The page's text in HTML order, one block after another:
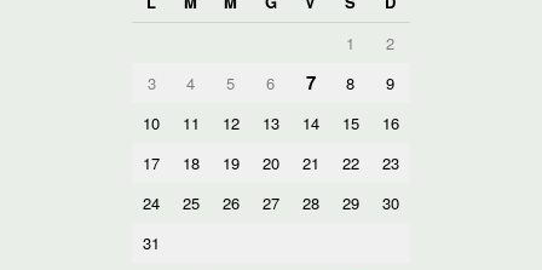
1
2
3
4 5 6 7 8
9
10
11 12 13 14 15
16
17
18 19 20 21 22
23
24
25 26 27 28 29
30
31